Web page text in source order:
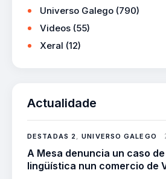
Universo Galego (790)
Videos (55)
Xeral (12)
Actualidade
DESTADAS 2,UNIVERSO GALEGO
A Mesa denuncia un caso
lingüística nun comercio de